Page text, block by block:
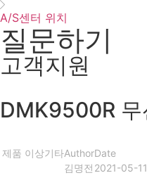
A/S센터 위치
질문하기
고객지원
DMK9500R 무
제품 이상기타Author
김명전
Date
2021-05-